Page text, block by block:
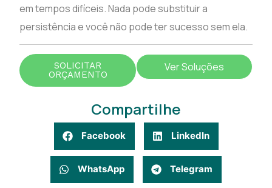
em tempos difíceis. Nada pode substituir a
persistência e você não pode ter sucesso sem ela.
SOLICITAR
ORÇAMENTO
Ver Soluções
Compartilhe
Facebook LinkedIn
WhatsApp Telegram